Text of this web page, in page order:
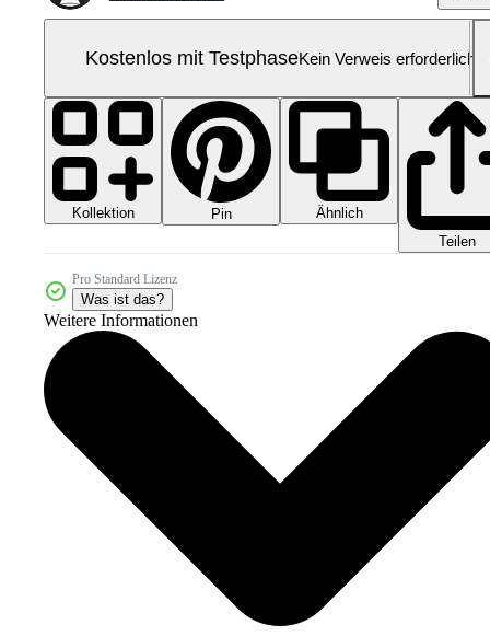
Kostenlos mit TestphaseKein Verweis erforderlich
Kollektion Pin
Ähnlich
Teilen
Pro Standard Lizenz
Was ist das?
Weitere Informationen